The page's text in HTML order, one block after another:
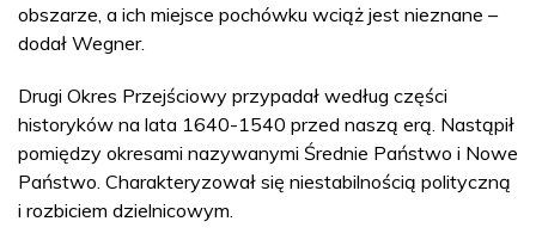
obszarze, a ich miejsce pochówku wciąż jest nieznane –
dodał Wegner.
Drugi Okres Przejściowy przypadał według części
historyków na lata 1640-1540 przed naszą erą. Nastąpił
pomiędzy okresami nazywanymi Średnie Państwo i Nowe
Państwo. Charakteryzował się niestabilnością polityczną
i rozbiciem dzielnicowym.